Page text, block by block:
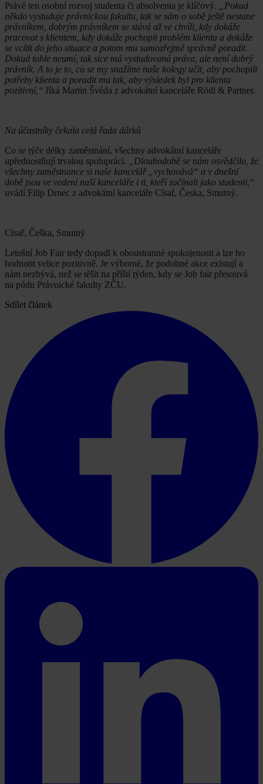
Právě ten osobní rozvoj studenta či absolventa je klíčový.
„Pokud
někdo vystuduje právnickou fakultu, tak se sám o sobě ještě nestane
právníkem, dobrým právníkem se stává až ve chvíli, kdy dokáže
pracovat s klientem, kdy dokáže pochopit problém klienta a dokáže
se vcítit do jeho situace a potom mu samozřejmě správně poradit.
Dokud tohle neumí, tak sice má vystudovaná práva, ale není dobrý
právník. A to je to, co se my snažíme naše kolegy učit, aby pochopili
potřeby klienta a poradit mu tak, aby výsledek byl pro klienta
pozitivní,“ říká Martin Švéda z advokátní kanceláře Rödl & Partner.
Na účastníky čekala celá řada dárků
Co se týče délky zaměstnání, všechny advokátní kanceláře
upřednostňují trvalou spolupráci.
„Dlouhodobě se nám osvědčilo, že
všechny zaměstnance si naše kancelář „vychovává“ a v dnešní
době jsou ve vedení naší kanceláře i ti, kteří začínali jako studenti,“
uvádí Filip Drnec z advokátní kanceláře Císař, Česka, Smutný.
Císař, Češka, Smutný
Letošní Job Fair tedy dopadl k oboustranné spokojenosti a lze ho
hodnotit velice pozitivně. Je výborné, že podobné akce existují a
nám nezbývá, než se těšit na příští týden, kdy se Job fair přesouvá
na půdu Právnické fakulty ZČU.
Sdílet článek